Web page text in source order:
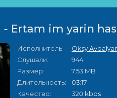
- Ertam im yarin
Исполнитель:
Oksy
Слушали:
944
Размер:
7.53 MB
Длительность:
03:17
Качество:
320 kbps